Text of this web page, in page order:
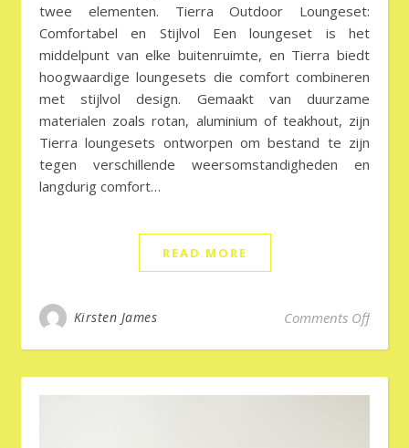
twee elementen. Tierra Outdoor Loungeset:
Comfortabel en Stijlvol Een loungeset is het
middelpunt van elke buitenruimte, en Tierra biedt
hoogwaardige loungesets die comfort combineren
met stijlvol design. Gemaakt van duurzame
materialen zoals rotan, aluminium of teakhout, zijn
Tierra loungesets ontworpen om bestand te zijn
tegen verschillende weersomstandigheden en
langdurig comfort…
READ MORE
Kirsten James Comments Offon